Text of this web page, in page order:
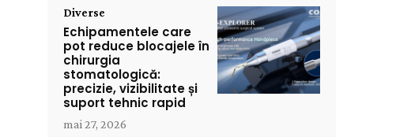
Diverse
Echipamentele care
pot reduce blocajele în
chirurgia
stomatologică:
precizie, vizibilitate și
suport tehnic rapid
mai 27, 2026